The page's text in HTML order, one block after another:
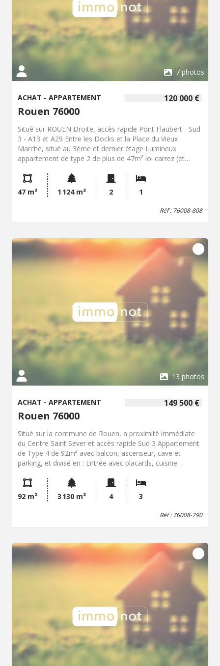
7 photos
120 000 €
ACHAT - APPARTEMENT
Rouen 76000
Situé sur ROUEN Droite, accès rapide Pont Flaubert - Sud
3 - A13 et A29 Entre les Docks et la Place du Vieux
Marché, situé au 3ème et dernier étage Lumineux
appartement de type 2 de plus de 47m² loi carrez (et
aménagée et équipée, une chambre, salle de douche, WC
et débarras. Charges de Copropriété : 192,69€/trim Taxe
Foncière : 1087€/an LES PLUS : Dernier étage,
stationnement facile, lumineux et belle vue dégagée, au
47 m² 1 124 m² 2 1
Réf : 76008-808
13 photos
149 500 €
ACHAT - APPARTEMENT
Rouen 76000
Situé sur la commune de Rouen, a proximité immédiate
du Centre Saint Sever et accès rapide Sud 3 Appartement
de Type 4 de 92m² avec balcon, ascenseur, cave et
parking, et divisé en : Entrée avec placards, cuisine
plus de 44m²) ouvrant sur balcon (possibilité de 3ème
chambre) , dégagement desservant 2 chambres (dont
une avec dressing, salle de bains, salle d'eau, WC. Cave et
place de parking en sous-sol LES PLUS : DPE en C,
Copropriété de 689,78 €/trim (incluant le chauffage) Taxe
Foncière de 2.253€/an Contactez directement Charles-
Edouard LESAULT au 06.72.09.40.96
92 m² 3 130 m² 4 3
Réf : 76008-790